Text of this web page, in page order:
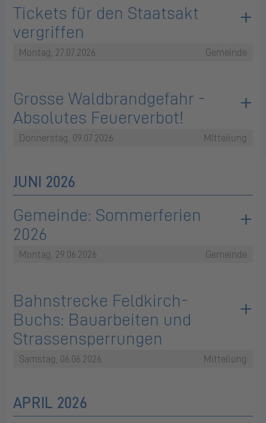
Tickets für den Staatsakt
vergriffen
Montag, 27.07.2026 Gemeinde
Grosse Waldbrandgefahr -
Absolutes Feuerverbot!
Donnerstag, 09.07.2026 Mitteilung
JUNI 2026
Gemeinde: Sommerferien
2026
Montag, 29.06.2026 Gemeinde
Bahnstrecke Feldkirch-
Buchs: Bauarbeiten und
Strassensperrungen
Samstag, 06.06.2026 Mitteilung
APRIL 2026